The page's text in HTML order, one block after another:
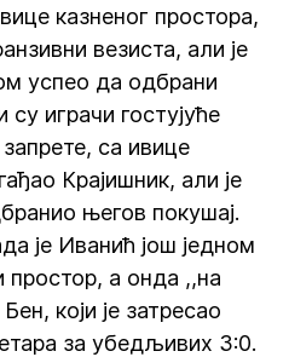
казненог простора,
везиста, али је
успео да одбрани
играчи гостујуће
са ивице
Крајишник, али је
његов покушај.
је Иванић још једном
а онда ,,на
који је затресао
за убедљивих 3:0.